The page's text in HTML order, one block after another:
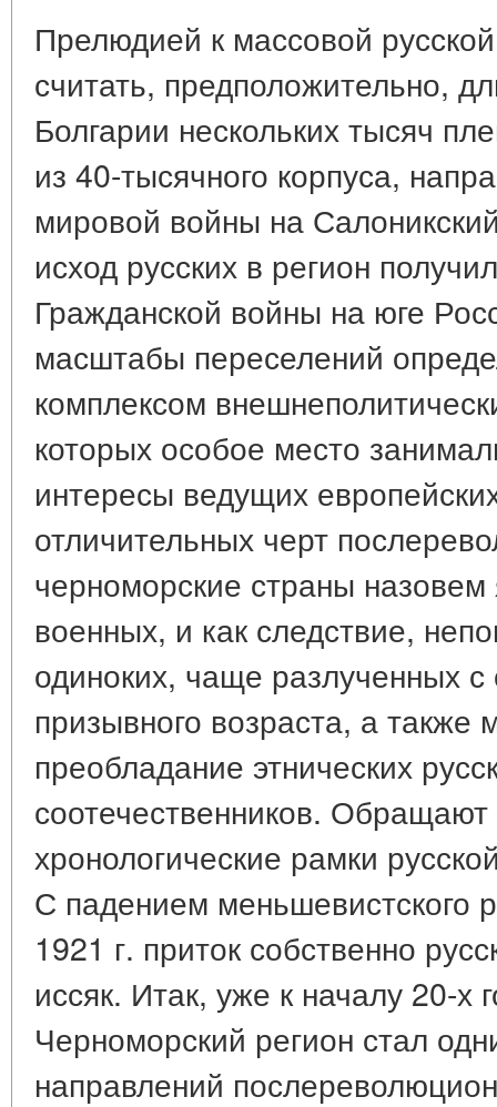
Прелюдией к массовой
считать, предположительно,
Болгарии нескольких тысяч
из 40-тысячного корпуса,
мировой войны на
исход русских в регион
Гражданской войны на юге
масштабы переселений
комплексом
которых особое место
интересы ведущих
отличительных черт
черноморские страны
военных, и как следствие,
одиноких, чаще разлученных
призывного возраста, а
преобладание этнических
соотечественников.
хронологические рамки
С падением меньшевистского
1921 г. приток собственно
иссяк. Итак, уже к началу 20-х
Черноморский регион стал
направлений